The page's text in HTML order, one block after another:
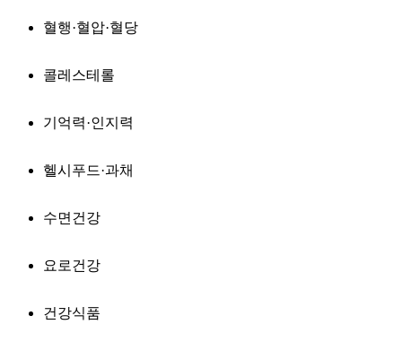
혈행·혈압·혈당
콜레스테롤
기억력·인지력
헬시푸드·과채
수면건강
요로건강
건강식품